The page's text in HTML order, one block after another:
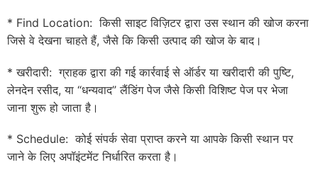
* Find Location: किसी साइट विज़िटर द्वारा उस स्थान की खोज करना
जिसे वे देखना चाहते हैं, जैसे कि किसी उत्पाद की खोज के बाद।
* खरीदारी: ग्राहक द्वारा की गई कार्रवाई से ऑर्डर या खरीदारी की पुष्टि,
लेनदेन रसीद, या “धन्यवाद” लैंडिंग पेज जैसे किसी विशिष्ट पेज पर भेजा
जाना शुरू हो जाता है।
* Schedule: कोई संपर्क सेवा प्राप्त करने या आपके किसी स्थान पर
जाने के लिए अपॉइंटमेंट निर्धारित करता है।